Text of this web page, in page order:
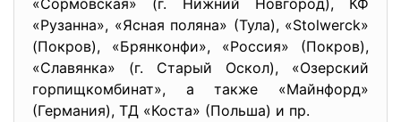
«Сормовская» (г. Нижний Новгород), КФ
«Рузанна», «Ясная поляна» (Тула), «Stolwerck»
(Покров), «Брянконфи», «Россия» (Покров),
«Славянка» (г. Старый Оскол), «Озерский
горпищкомбинат», а также «Майнфорд»
(Германия), ТД «Коста» (Польша) и пр.